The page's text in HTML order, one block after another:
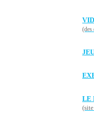
(des
LE